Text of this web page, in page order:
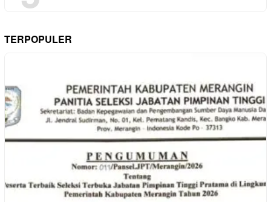
TERPOPULER